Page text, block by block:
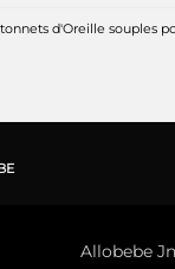
d'Oreille souples
Allobebe